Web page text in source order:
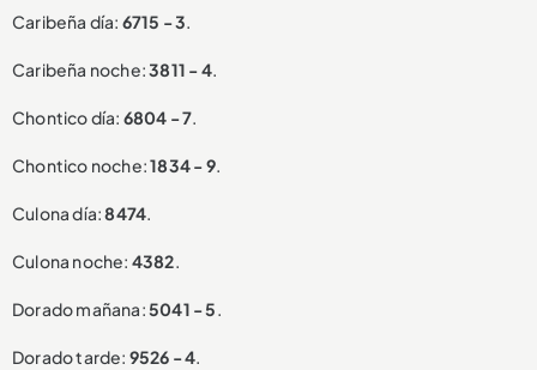
Caribeña día: 6715 - 3.
Caribeña noche:3811 - 4.
Chontico día: 6804 - 7.
Chontico noche:1834 - 9.
Culona día:8474.
Culona noche: 4382.
Dorado mañana:5041 - 5.
Dorado tarde: 9526 - 4.